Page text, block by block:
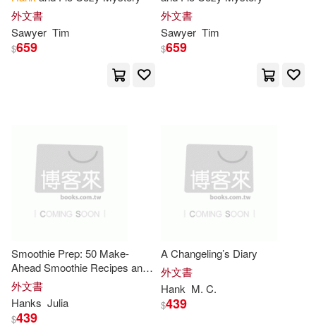
Prunckun(14) Roberts(14)
Williams(14)
Gerald L. (ILT)(12)
Jerry/ Crowston(12)
Kirby(12) Manley(12)
Merry E. (EDT)(12)
Covenant Communications Inc(5)
Facts on File(5)
Natl Book Network(5)
Nolo(5)
Rowman & Littlefield Pub Inc(5)
外文書
Sawyer Tim
$659
外文書
Sawyer Tim
$659
Smoothie Prep: 50 Make-
Ahead Smoothie Recipes and
the 15-Minute Freezer-Bag
System
外文書
Hanks Julia
$439
A Changeling’s Diary
外文書
Hank M. C.
$439